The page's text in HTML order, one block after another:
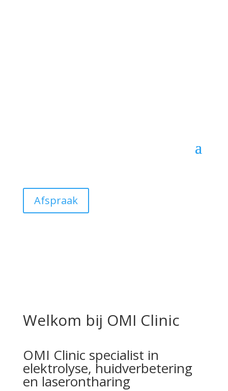
Afspraak
Welkom bij OMI Clinic
OMI Clinic specialist in
elektrolyse, huidverbetering
en laserontharing